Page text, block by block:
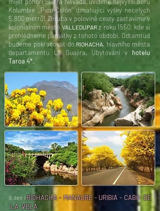
Kolumbie ,,Pico Colón” dosahující výšky necelých
5.800 metrů! Zhruba v polovině cesty zastavíme v
koloniálním městě VALLEDUPARz roku 1550, kde si
prohlédneme památky z tohoto období. Odtamtud
budeme pokračovat do RIOHACHA, hlavního města
departamentu La Guajira. Ubytování v hotelu
Taroa 4*.
6.den /RIOHACHA - MANAURE - URIBIA - CABO DE
LA VELA